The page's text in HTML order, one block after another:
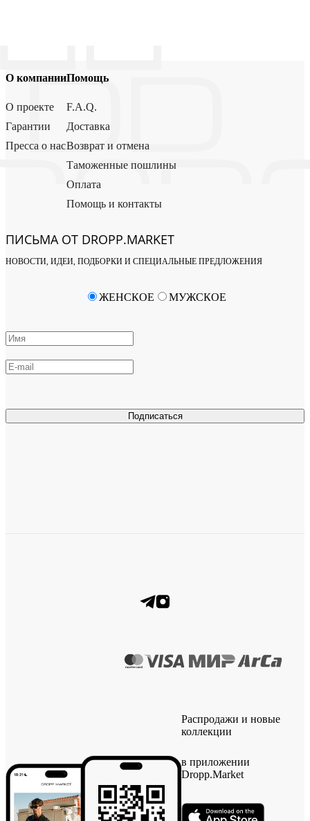
О компании
О проекте
Гарантии
Пресса о нас
Помощь
F.A.Q.
Доставка
Возврат и отмена
Таможенные пошлины
Оплата
Помощь и контакты
ПИСЬМА ОТ DROPP.MARKET
НОВОСТИ, ИДЕИ, ПОДБОРКИ И СПЕЦИАЛЬНЫЕ ПРЕДЛОЖЕНИЯ
Подписаться
ЖЕНСКОЕ МУЖСКОЕ
Распродажи и новые
коллекции
в приложении
Dropp.Market